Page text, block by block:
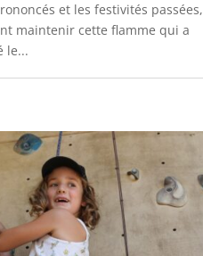
et les festivités passées,
maintenir cette flamme qui a
le...